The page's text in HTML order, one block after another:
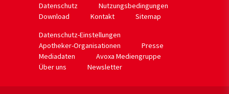
Datenschutz
Nutzungsbedingungen
Download
Kontakt
Sitemap
Datenschutz-Einstellungen
Apotheker-Organisationen
Presse
Mediadaten
Avoxa Mediengruppe
Über uns
Newsletter